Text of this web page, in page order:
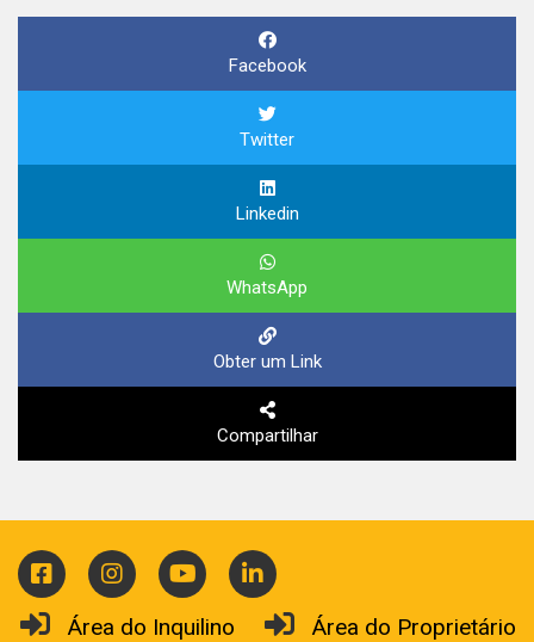
Facebook
Twitter
Linkedin
WhatsApp
Obter um Link
Compartilhar
Área do Inquilino Área do Proprietário